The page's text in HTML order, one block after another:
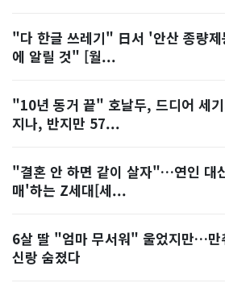
"다 한글 쓰레기" 日서 '안산 종량
에 알릴 것" [월...
"10년 동거 끝" 호날두, 드디어 세
지나, 반지만 57...
"결혼 안 하면 같이 살자"…연인 대
매'하는 Z세대[세...
6살 딸 "엄마 무서워" 울었지만…만
신랑 숨졌다